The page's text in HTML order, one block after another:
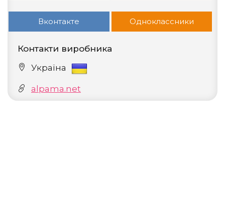
Вконтакте Одноклассники
Контакти виробника
Україна
alpama.net